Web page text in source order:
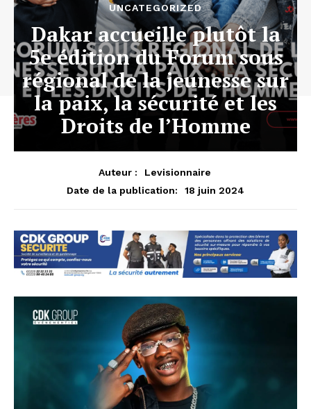
UNCATEGORIZED
Dakar accueille plutôt la
5e édition du Forum sous
régional de la jeunesse sur
la paix, la sécurité et les
Droits de l’Homme
Auteur :
Levisionnaire
Date de la publication:
18 juin 2024